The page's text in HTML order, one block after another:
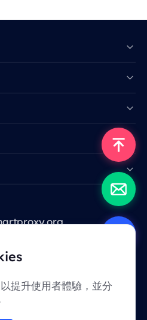
提升使用者體驗，並分